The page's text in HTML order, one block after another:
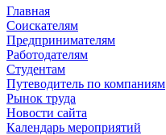
Главная
Соискателям
Предпринимателям
Работодателям
Студентам
Путеводитель по компаниям
Рынок труда
Новости сайта
Календарь мероприятий